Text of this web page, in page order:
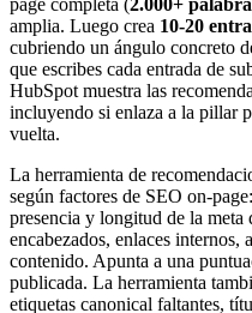
amplia. Luego crea 10-20
cubriendo un ángulo concreto
que escribes cada entrada de
HubSpot muestra las
incluyendo si enlaza a la pillar
vuelta.
La herramienta de
según factores de SEO on-
presencia y longitud de la meta
encabezados, enlaces
contenido. Apunta a una
publicada. La herramienta
etiquetas canonical faltantes,